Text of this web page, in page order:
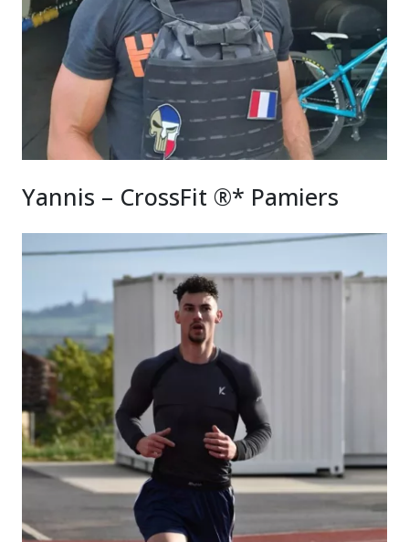
Yannis – CrossFit ®* Pamiers